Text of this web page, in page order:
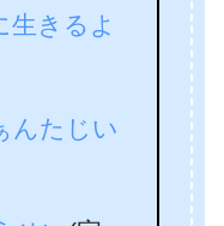
生きるよ
んたじい